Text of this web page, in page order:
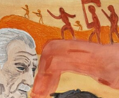
до 10 лет